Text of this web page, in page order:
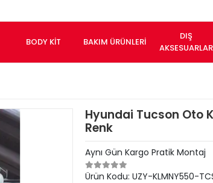
BODY KİT BAKIM ÜRÜNLERİ
DIŞ
AKSESUARLAR
Hyundai Tucson Oto
Renk
Aynı Gün Kargo Pratik Montaj
Ürün Kodu: UZY-KLMNY550-